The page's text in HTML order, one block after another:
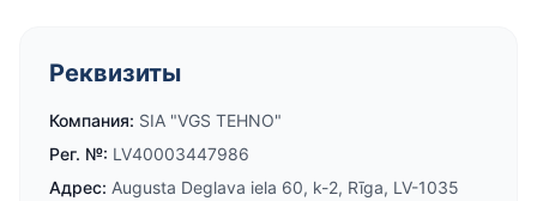
Реквизиты
Компания: SIA "VGS TEHNO"
Рег. №: LV40003447986
Адрес: Augusta Deglava iela 60, k-2, Rīga, LV-1035